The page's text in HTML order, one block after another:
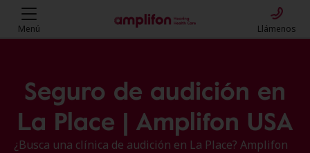
Menú Llámenos
Seguro de audición en
La Place | Amplifon USA
¿Busca una clínica de audición en La Place? Amplifon